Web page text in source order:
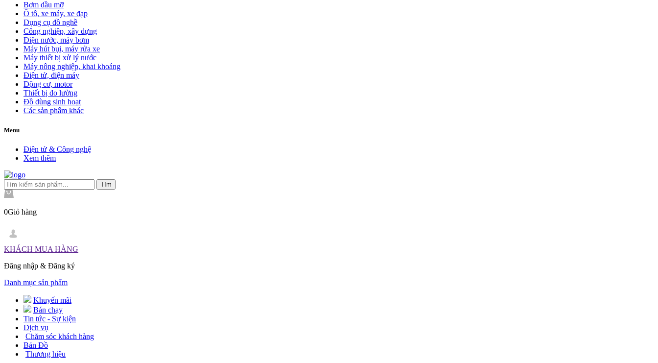
Bơm dầu mỡ
Ô tô, xe máy, xe đạp
Dụng cụ đồ nghề
Công nghiệp, xây dựng
Điện nước, máy bơm
Máy hút bụi, máy rửa xe
Máy thiết bị xử lý nước
Máy nông nghiệp, khai khoáng
Điện tử, điện máy
Động cơ, motor
Thiết bị đo lường
Đồ dùng sinh hoạt
Các sản phẩm khác
Menu
Điện tử & Công nghệ
Xem thêm
0Giỏ hàng
KHÁCH MUA HÀNG
Đăng nhập & Đăng ký
Danh mục sản phẩm
Khuyến mãi
Bán chạy
Tin tức - Sự kiện
Dịch vụ
Chăm sóc khách hàng
Bản Đồ
Thương hiệu